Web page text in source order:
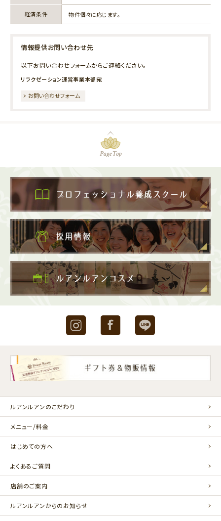
経済条件 物件個々に応じます。
情報提供お問い合わせ先
以下お問い合わせフォームからご連絡ください。
リラクゼーション運営事業本部宛
お問い合わせフォーム
Instagram Facebook
ルアンルアンのこだわり
メニュー/料金
はじめての方へ
よくあるご質問
店舗のご案内
ルアンルアンからのお知らせ